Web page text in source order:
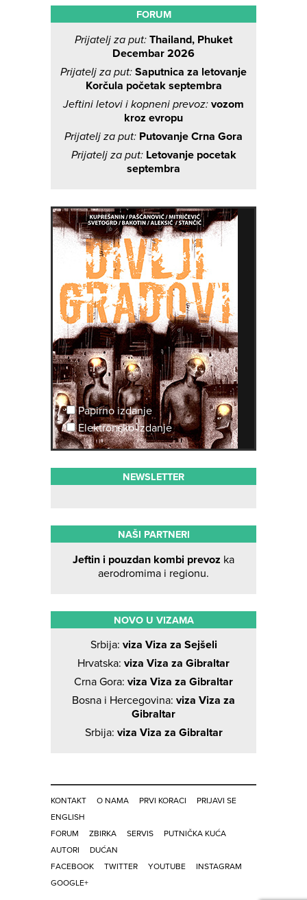
FORUM
Prijatelj za put: Thailand, Phuket
Decembar 2026
Prijatelj za put: Saputnica za letovanje
Korčula početak septembra
Jeftini letovi i kopneni prevoz: vozom
kroz evropu
Prijatelj za put: Putovanje Crna Gora
Prijatelj za put: Letovanje pocetak
septembra
Papirno izdanje
Elektronsko izdanje
NEWSLETTER
NAŠI PARTNERI
Jeftin i pouzdan kombi prevoz ka
aerodromima i regionu.
NOVO U VIZAMA
Srbija: viza Viza za Sejšeli
Hrvatska: viza Viza za Gibraltar
Crna Gora: viza Viza za Gibraltar
Bosna i Hercegovina: viza Viza za
Gibraltar
Srbija: viza Viza za Gibraltar
KONTAKT O NAMA PRVI KORACI
PRIJAVI SE
ENGLISH
FORUM
ZBIRKA SERVIS
PUTNIČKA KUĆA
AUTORI
DUĆAN
FACEBOOK
TWITTER YOUTUBE
INSTAGRAM
GOOGLE+